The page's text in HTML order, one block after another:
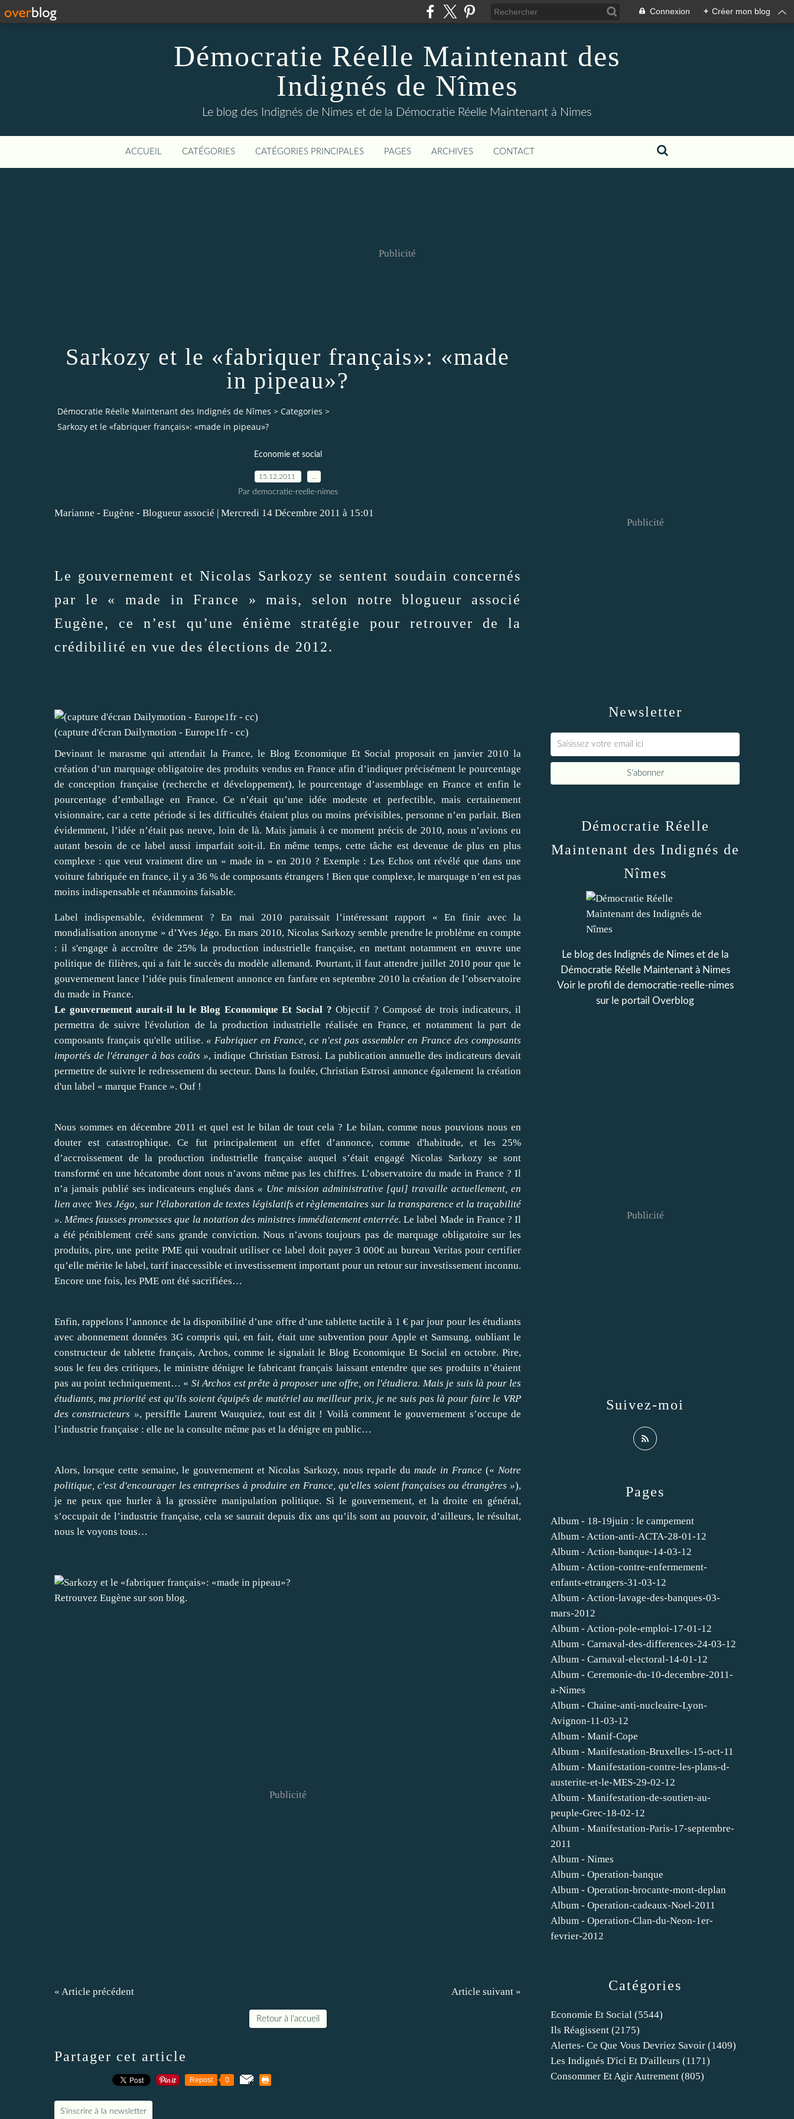
Connexion + Créer mon blog
Démocratie Réelle Maintenant des
Indignés de Nîmes
Le blog des Indignés de Nimes et de la Démocratie Réelle Maintenant à Nimes
ACCUEIL CATÉGORIES CATÉGORIES PRINCIPALES PAGES ARCHIVES CONTACT
Publicité
Sarkozy et le «fabriquer français»: «made
in pipeau»?
Démocratie Réelle Maintenant des Indignés de Nîmes > Categories >
Sarkozy et le «fabriquer français»: «made in pipeau»?
Economie et social
15.12.2011
Par democratie-reelle-nimes
Marianne - Eugène - Blogueur associé | Mercredi 14 Décembre 2011 à 15:01
Le gouvernement et Nicolas Sarkozy se sentent soudain concernés
par le « made in France » mais, selon notre blogueur associé
Eugène, ce n’est qu’une énième stratégie pour retrouver de la
crédibilité en vue des élections de 2012.
(capture d'écran Dailymotion - Europe1fr - cc)
Devinant le marasme qui attendait la France, le Blog Economique Et Social proposait en janvier 2010 la
création d’un marquage obligatoire des produits vendus en France afin d’indiquer précisément le pourcentage
de conception française (recherche et développement), le pourcentage d’assemblage en France et enfin le
pourcentage d’emballage en France. Ce n’était qu’une idée modeste et perfectible, mais certainement
visionnaire, car a cette période si les difficultés étaient plus ou moins prévisibles, personne n’en parlait. Bien
évidemment, l’idée n’était pas neuve, loin de là. Mais jamais à ce moment précis de 2010, nous n’avions eu
autant besoin de ce label aussi imparfait soit-il. En même temps, cette tâche est devenue de plus en plus
complexe : que veut vraiment dire un « made in » en 2010 ? Exemple : Les Echos ont révélé que dans une
voiture fabriquée en france, il y a 36 % de composants étrangers ! Bien que complexe, le marquage n’en est pas
moins indispensable et néanmoins faisable.
Label indispensable, évidemment ? En mai 2010 paraissait l’intéressant rapport « En finir avec la
mondialisation anonyme » d’Yves Jégo. En mars 2010, Nicolas Sarkozy semble prendre le problème en compte
: il s'engage àaccroître de 25% la production industrielle française, en mettant notamment en œuvre une
politique de filières, qui a fait le succès du modèle allemand. Pourtant, il faut attendre juillet 2010 pour que le
gouvernement lance l’idée puis finalement annonce en fanfare en septembre 2010 la création de l’observatoire
du made in France.
Le gouvernement aurait-il lu le Blog Economique Et Social ? Objectif ? Composé de trois indicateurs, il
permettra de suivre l'évolution de la production industrielle réalisée en France, et notamment la part de
composants français qu'elle utilise. « Fabriquer en France, ce n'est pas assembler en France des composants
importés de l'étranger à bas coûts », indique Christian Estrosi. La publication annuelle des indicateurs devait
permettre de suivre le redressement du secteur. Dans la foulée, Christian Estrosi annonce également la création
d'un label « marque France ». Ouf !
Nous sommes en décembre 2011 et quel est le bilan de tout cela ? Le bilan, comme nous pouvions nous en
douter est catastrophique. Ce fut principalement un effet d’annonce, comme d'habitude, et les 25%
d’accroissement de la production industrielle française auquel s’était engagé Nicolas Sarkozy se sont
transformé en une hécatombe dont nous n’avons même pas les chiffres. L’observatoire du made in France ? Il
n’a jamais publié ses indicateurs englués dans « Une mission administrative [qui] travaille actuellement, en
lien avec Yves Jégo, sur l'élaboration de textes législatifs et règlementaires sur la transparence et la traçabilité
». Mêmes fausses promesses que la notation des ministres immédiatement enterrée. Le label Made in France ? Il
a été péniblement créé sans grande conviction. Nous n’avons toujours pas de marquage obligatoire sur les
produits, pire, une petite PME qui voudrait utiliser ce label doit payer 3 000€ au bureau Veritas pour certifier
qu’elle mérite le label, tarif inaccessible et investissement important pour un retour sur investissement inconnu.
Encore une fois, les PME ont été sacrifiées…
Enfin, rappelons l’annonce de la disponibilité d’une offre d’une tablette tactile à 1 € par jour pour les étudiants
avec abonnement données 3G compris qui, en fait, était une subvention pour Apple et Samsung, oubliant le
constructeur de tablette français, Archos, comme le signalait le Blog Economique Et Social en octobre. Pire,
sous le feu des critiques, le ministre dénigre le fabricant français laissant entendre que ses produits n’étaient
pas au point techniquement… « Si Archos est prête à proposer une offre, on l'étudiera. Mais je suis là pour les
étudiants, ma priorité est qu'ils soient équipés de matériel au meilleur prix, je ne suis pas là pour faire le VRP
des constructeurs », persiffle Laurent Wauquiez, tout est dit ! Voilà comment le gouvernement s’occupe de
l’industrie française : elle ne la consulte même pas et la dénigre en public…
Alors, lorsque cette semaine, le gouvernement et Nicolas Sarkozy, nous reparle du made in France (« Notre
politique, c'est d'encourager les entreprises à produire en France, qu'elles soient françaises ou étrangères »),
je ne peux que hurler à la grossière manipulation politique. Si le gouvernement, et la droite en général,
s’occupait de l’industrie française, cela se saurait depuis dix ans qu’ils sont au pouvoir, d’ailleurs, le résultat,
nous le voyons tous…
Retrouvez Eugène sur son blog.
Publicité
« Article précédent Article suivant »
Retour à l'accueil
Partager cet article
Repost 0
S'inscrire à la newsletter
Newsletter
Publicité
Catégories
Economie Et Social (5544)
Ils Réagissent (2175)
Alertes- Ce Que Vous Devriez Savoir (1409)
Les Indignés D'ici Et D'ailleurs (1171)
Consommer Et Agir Autrement (805)
Pages
Album - 18-19juin : le campement
Album - Action-anti-ACTA-28-01-12
Album - Action-banque-14-03-12
Album - Action-contre-enfermement-
enfants-etrangers-31-03-12
Album - Action-lavage-des-banques-03-
mars-2012
Album - Action-pole-emploi-17-01-12
Album - Carnaval-des-differences-24-03-12
Album - Carnaval-electoral-14-01-12
Album - Ceremonie-du-10-decembre-2011-
a-Nimes
Album - Chaine-anti-nucleaire-Lyon-
Avignon-11-03-12
Album - Manif-Cope
Album - Manifestation-Bruxelles-15-oct-11
Album - Manifestation-contre-les-plans-d-
austerite-et-le-MES-29-02-12
Album - Manifestation-de-soutien-au-
peuple-Grec-18-02-12
Album - Manifestation-Paris-17-septembre-
2011
Album - Nimes
Album - Operation-banque
Album - Operation-brocante-mont-deplan
Album - Operation-cadeaux-Noel-2011
Album - Operation-Clan-du-Neon-1er-
fevrier-2012
Démocratie Réelle
Maintenant des Indignés de
Nîmes
Le blog des Indignés de Nimes et de la
Démocratie Réelle Maintenant à Nimes
Voir le profil de democratie-reelle-nimes
sur le portail Overblog
Suivez-moi
Publicité